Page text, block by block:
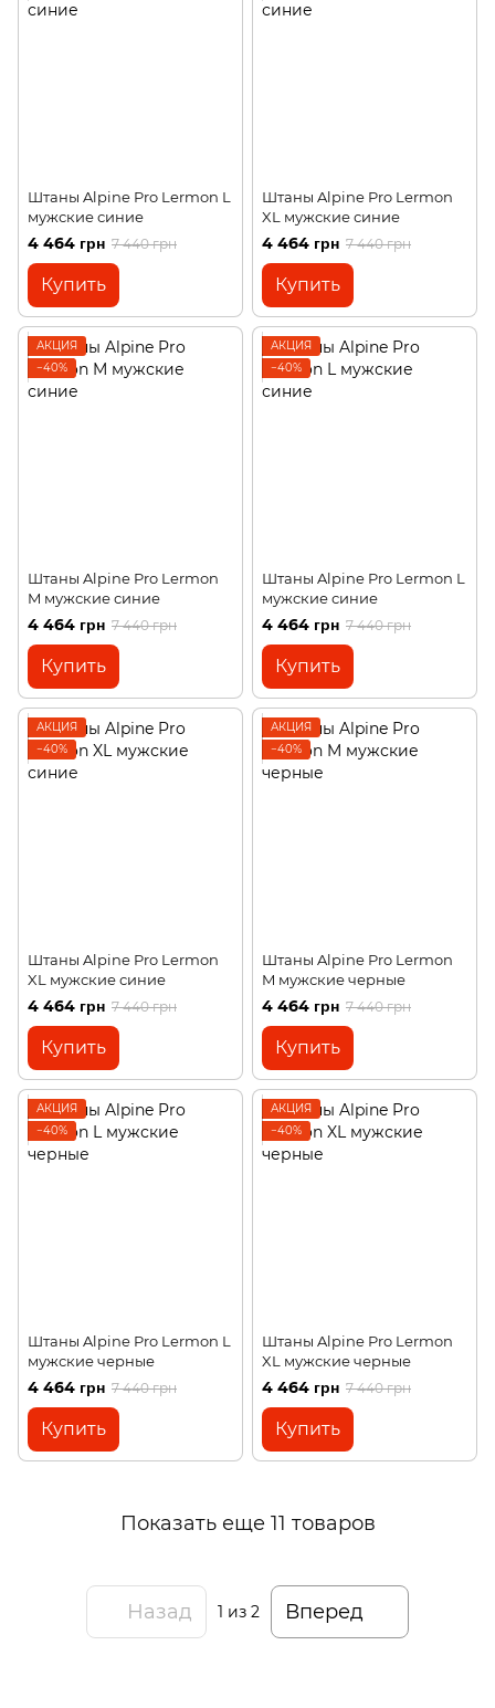
Штаны Alpine Pro Lermon L
мужские синие
4 464 грн 7 440 грн
Купить
Штаны Alpine Pro Lermon
XL мужские синие
4 464 грн 7 440 грн
Купить
АКЦИЯ
−40%
Штаны Alpine Pro Lermon
M мужские синие
4 464 грн 7 440 грн
Купить
АКЦИЯ
−40%
Штаны Alpine Pro Lermon L
мужские синие
4 464 грн 7 440 грн
Купить
АКЦИЯ
−40%
Штаны Alpine Pro Lermon
XL мужские синие
4 464 грн 7 440 грн
Купить
АКЦИЯ
−40%
Штаны Alpine Pro Lermon
M мужские черные
4 464 грн 7 440 грн
Купить
АКЦИЯ
−40%
Штаны Alpine Pro Lermon L
мужские черные
4 464 грн 7 440 грн
Купить
АКЦИЯ
−40%
Штаны Alpine Pro Lermon
XL мужские черные
4 464 грн 7 440 грн
Купить
Показать еще 11 товаров
Назад 1 из 2 Вперед